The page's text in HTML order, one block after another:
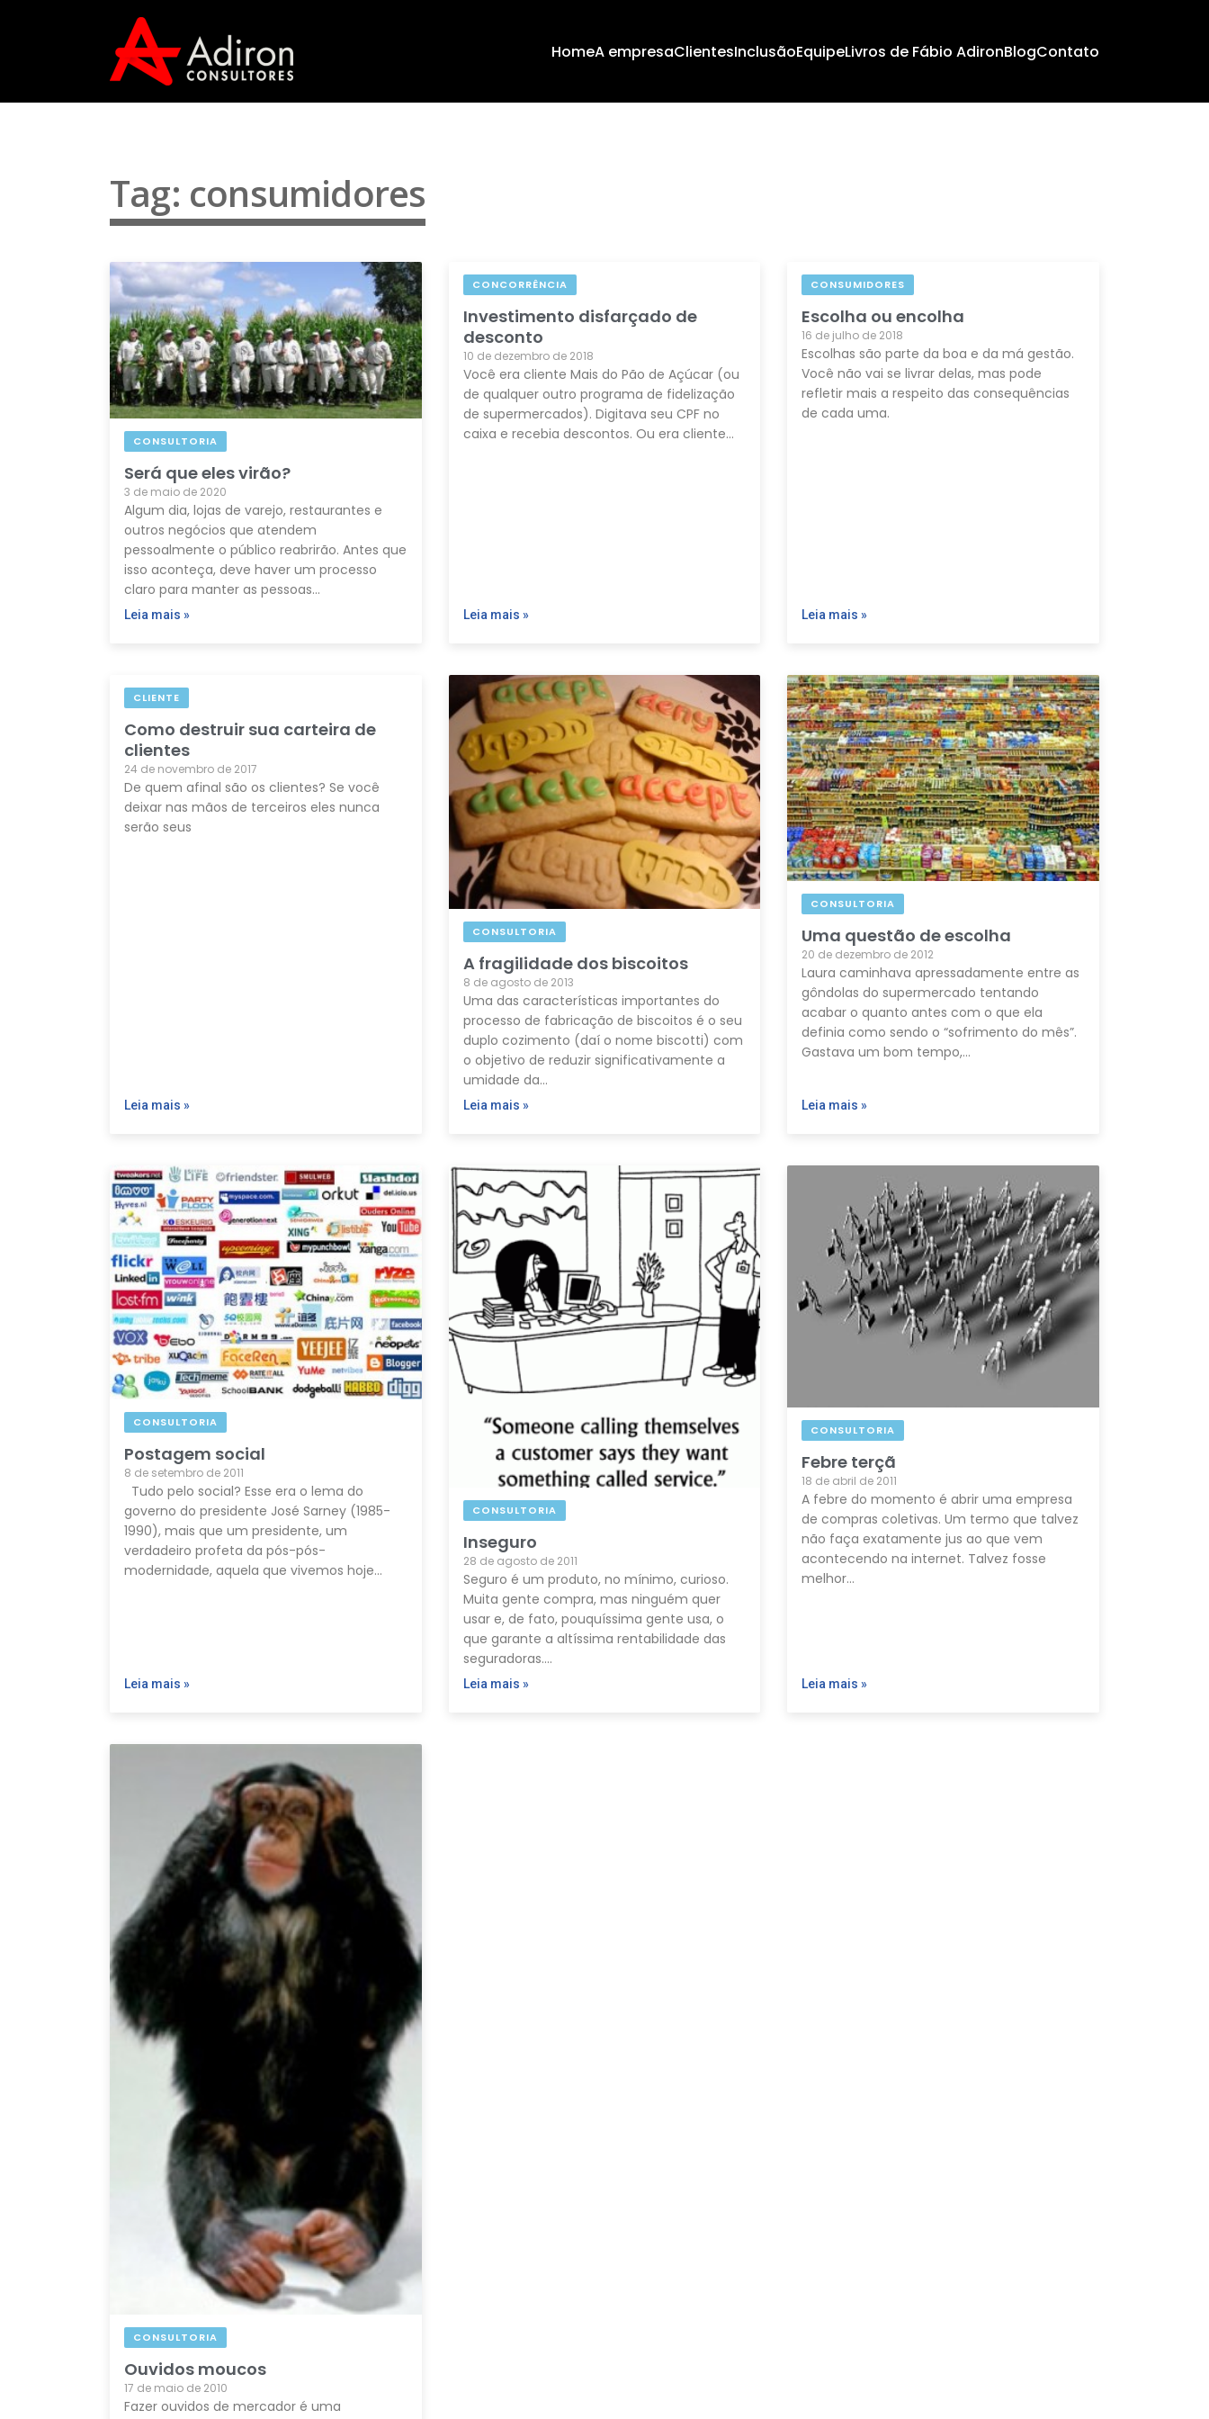
HomeA empresaClientesInclusãoEquipeLivros de Fábio AdironBlogContato
Tag: consumidores
CONSULTORIA
Será que eles virão?
3 de maio de 2020
Algum dia, lojas de varejo, restaurantes e
outros negócios que atendem
pessoalmente o público reabrirão. Antes que
isso aconteça, deve haver um processo
claro para manter as pessoas…
Leia mais »
CONCORRÊNCIA
Investimento disfarçado de
desconto
10 de dezembro de 2018
Você era cliente Mais do Pão de Açúcar (ou
de qualquer outro programa de fidelização
de supermercados). Digitava seu CPF no
caixa e recebia descontos. Ou era cliente…
Leia mais »
CONSUMIDORES
Escolha ou encolha
16 de julho de 2018
Escolhas são parte da boa e da má gestão.
Você não vai se livrar delas, mas pode
refletir mais a respeito das consequências
de cada uma.
Leia mais »
CLIENTE
Como destruir sua carteira de
clientes
24 de novembro de 2017
De quem afinal são os clientes? Se você
deixar nas mãos de terceiros eles nunca
serão seus
Leia mais »
CONSULTORIA
A fragilidade dos biscoitos
8 de agosto de 2013
Uma das características importantes do
processo de fabricação de biscoitos é o seu
duplo cozimento (daí o nome biscotti) com
o objetivo de reduzir significativamente a
umidade da…
Leia mais »
CONSULTORIA
Uma questão de escolha
20 de dezembro de 2012
Laura caminhava apressadamente entre as
gôndolas do supermercado tentando
acabar o quanto antes com o que ela
definia como sendo o “sofrimento do mês”.
Gastava um bom tempo,…
Leia mais »
CONSULTORIA
Postagem social
8 de setembro de 2011
Tudo pelo social? Esse era o lema do
governo do presidente José Sarney (1985-
1990), mais que um presidente, um
verdadeiro profeta da pós-pós-
modernidade, aquela que vivemos hoje…
Leia mais »
CONSULTORIA
Inseguro
28 de agosto de 2011
Seguro é um produto, no mínimo, curioso.
Muita gente compra, mas ninguém quer
usar e, de fato, pouquíssima gente usa, o
que garante a altíssima rentabilidade das
seguradoras.…
Leia mais »
CONSULTORIA
Febre terçã
18 de abril de 2011
A febre do momento é abrir uma empresa
de compras coletivas. Um termo que talvez
não faça exatamente jus ao que vem
acontecendo na internet. Talvez fosse
melhor…
Leia mais »
CONSULTORIA
Ouvidos moucos
17 de maio de 2010
Fazer ouvidos de mercador é uma